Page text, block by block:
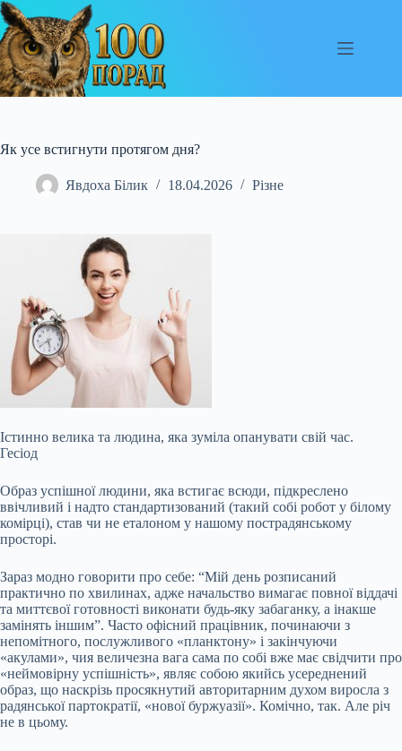
Перейти
до
вмісту
Як усе встигнути протягом дня?
Явдоха Білик 18.04.2026 Різне
Істинно велика та людина, яка зуміла опанувати свій час.
Гесіод
Образ успішної людини, яка встигає всюди, підкреслено
ввічливий і надто стандартизований (такий собі робот у білому
комірці), став чи не еталоном у нашому пострадянському
просторі.
Зараз модно говорити про себе: “Мій день розписаний
практично по хвилинах, адже начальство вимагає повної віддачі
та миттєвої готовності виконати будь-яку забаганку, а інакше
замінять іншим”. Часто офісний працівник, починаючи з
непомітного, послужливого «планктону» і закінчуючи
«акулами», чия величезна вага сама по собі вже має свідчити про
«неймовірну успішність», являє собою якийсь усереднений
образ, що наскрізь просякнутий авторитарним духом виросла з
радянської партократії, «нової буржуазії». Комічно, так. Але річ
не в цьому.